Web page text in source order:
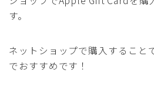
す。
ネットショップで購入すること
でおすすめです！